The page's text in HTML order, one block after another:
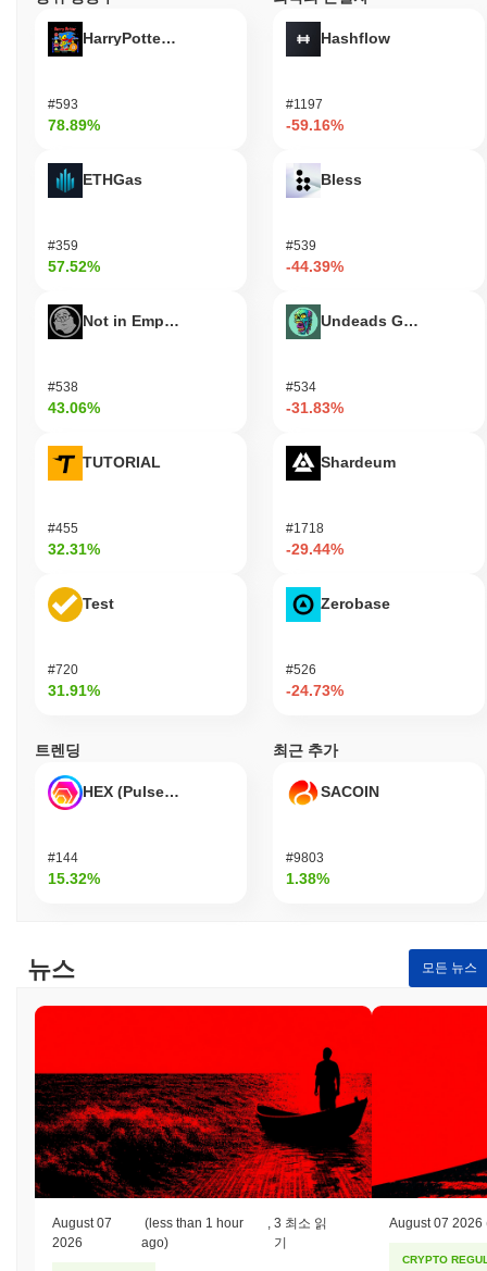
습니다. 이러한 지표들은 암호화폐 환경 내에서 FINE의 지속적인
관련성을 지원하며, 개발 및 커뮤니티 참여에 대한 헌신을 보여줍
니다.
FINE은 소비자와 기관을 위해 설계되어 분산 금융(DeFi) 애플리케
거래 및 상호 작용을 촉진하기 위해 지갑 및 API와 같은 필수 도구
와 리소스를 제공합니다. 주요 대상은 결제 및 거버넌스 토큰으로
은 2차 참여자는 스테이킹 및 거버넌스 메커니즘을 통해 FINE과
상호 작용하여 네트워크의 보안 및 기능성에 기여합니다. 개발자는
할 수 있으며, 검증자는 블록체인의 무결성을 유지하는 데 중요한
역할을 합니다. 이러한 협력적인 환경은 혁신과 성장을 촉진하여
니다.
FINE은 어떻게 보안이 유지되나요?
FINE은 지분 증명(Proof of Stake, PoS) 합의 메커니즘을 사용하여
검증자가 거래를 확인하고 네트워크의 무결성을 유지합니다. 이 모
다. 이는 참가자들이 정직하게 행동하도록 유도하며, 스테이킹한
토큰은 악의적인 행동에 대해 슬래시되거나 처벌받을 수 있습니다.
원 곡선 디지털 서명 알고리즘(ECDSA)과 같은 고급 암호화 기술
을 사용합니다. 이 암호화는 거래 검증 프로세스를 뒷받침하여 합
인센티브는 거래 수수료 및 새로 발행된 토큰의 형태로 보상을 포
함하여, 그들의 이해관계를 네트워크의 건강과 보안에 맞추도록 합
다. 정기적인 감사와 다중 클라이언트 다양성에 대한 초점도 FINE
네트워크의 전반적인 보안과 강건성에 기여합니다.
FINE은 어떤 논란이나 위험에 직면했나요?
FINE은 다양한 관할권에서 금융 규정 준수와 관련하여 규제 조사
를 받았습니다. 2022년 중반, 특정 기능이 규제 기관에 의해 플래
공간에서 일반적인 스마트 계약 취약성과 관련된 기술적 위험을 경
험했습니다. 확인된 취약점에 대응하여 개발 팀은 프로토콜을 강화
운티 프로그램을 시작했습니다. FINE에 대한 지속적인 위험에는
시장 변동성과 진화하는 규제 환경이 포함되며, 이는 지속적인 개
발 관행, 운영의 투명성 및 보안 및 규정 준수를 유지하기 위한 정
기적인 감사를 통해 완화됩니다.
FINE (FINE) FAQ – 핵심 지표 및 시장 인사이트
FINE (FINE)는 centralized 암호화폐 거래소에서 널리 이용할 수
있습니다. 가장 활발한 플랫폼은 Uniswap V2 (Ethereum)이며,
HarryPotterObamaSonic10Inu (ETH)
#593
78.89%
ETHGas
#359
57.52%
Not in Employment, Education, or Training
#538
43.06%
TUTORIAL
#455
32.31%
Test
#720
31.91%
Hashflow
#1197
-59.16%
Bless
#539
-44.39%
Undeads Games
#534
-31.83%
Shardeum
#1718
-29.44%
Zerobase
#526
-24.73%
트렌딩
HEX (Pulsechain)
#144
15.32%
최근 추가
SACOIN
#9803
1.38%
뉴스 모든 뉴스
August 07
2026
(less than 1 hour
ago)
, 3 최소 읽
기
August 07 2026
CRYPTO